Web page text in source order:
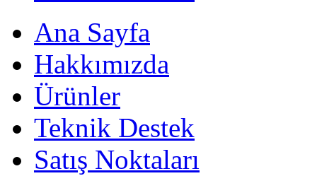
Ana Sayfa
Hakkımızda
Ürünler
Teknik Destek
Satış Noktaları